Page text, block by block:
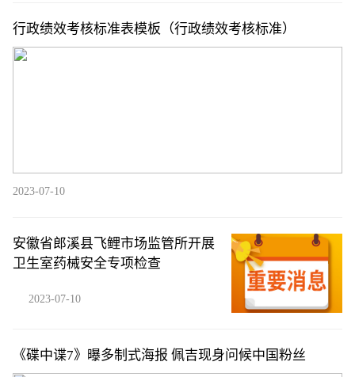
行政绩效考核标准表模板（行政绩效考核标准）
2023-07-10
安徽省郎溪县飞鲤市场监管所开展
卫生室药械安全专项检查
2023-07-10
《碟中谍7》曝多制式海报 佩吉现身问候中国粉丝